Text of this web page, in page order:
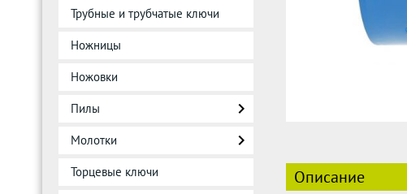
Трубные и трубчатые ключи
Ножницы
Ножовки
Пилы
Молотки
Торцевые ключи Описание